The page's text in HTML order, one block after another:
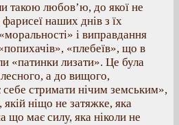
такою любов’ю, до якої не
наших днів з їх
і виправдання
«плебеїв», що в
«патинки лизати». Це була
а до вищого,
стримати нічим земським»,
якій ніщо не затяжке, яка
що має силу, яка ніколи не